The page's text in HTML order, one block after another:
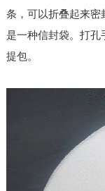
条，可以折叠起来密
是一种信封袋。打
提包。